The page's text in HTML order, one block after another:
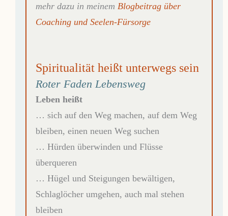
mehr dazu in meinemBlogbeitrag über
Coaching und Seelen-Fürsorge
Spiritualität heißt unterwegs sein
Roter Faden Lebensweg
Leben heißt
… sich auf den Weg machen, auf dem Weg
bleiben, einen neuen Weg suchen
… Hürden überwinden und Flüsse
überqueren
… Hügel und Steigungen bewältigen,
Schlaglöcher umgehen, auch mal stehen
bleiben